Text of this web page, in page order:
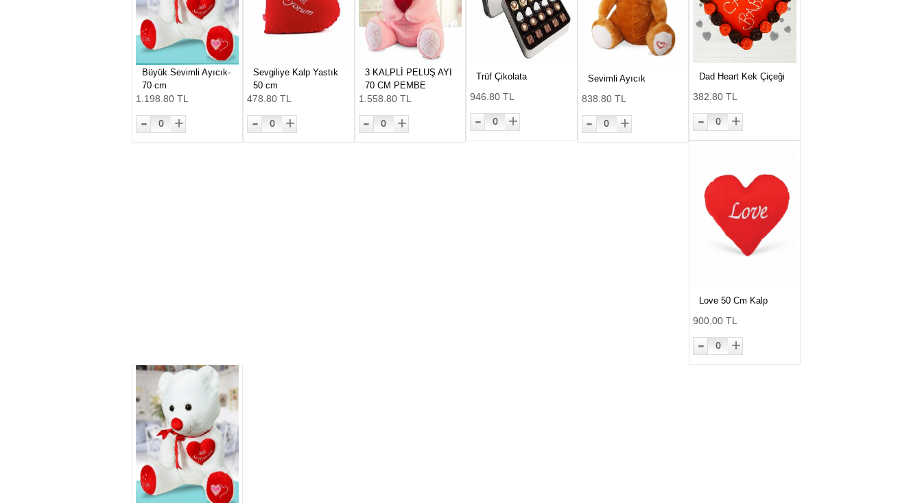
Büyük Sevimli Ayıcık-
70 cm
1.198.80 TL
- 0 +
Sevgiliye Kalp Yastık
50 cm
478.80 TL
- 0 +
3 KALPLİ PELUŞ AYI
70 CM PEMBE
1.558.80 TL
- 0 +
Trüf Çikolata
946.80 TL
- 0 +
Sevimli Ayıcık
838.80 TL
- 0 +
Dad Heart Kek Çiçeği
382.80 TL
- 0 +
Love 50 Cm Kalp
900.00 TL
- 0 +